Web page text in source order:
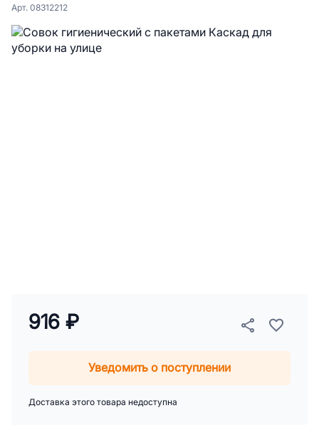
Арт. 08312212
916 ₽
Уведомить о поступлении
Доставка этого товара недоступна